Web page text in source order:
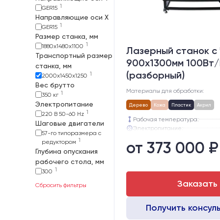
GER15 1
Направляющие оси Х
GER15 1
Размер станка, мм
1880х1480х1100 1
Транспортный размер
станка, мм
2000х1450х1250 1
Вес брутто
350 кг 1
Электропитание
220 В 50-60 Hz 1
Шаговые двигатели
57-го типоразмера с
редуктором 1
Глубина опускания
рабочего стола, мм
300 1
Сбросить фильтры
Лазерный станок c
900х1300мм
(разборный)
Материалы для обработки:
Дерево Кожа Пластик Акрил
Рабочая температура:
Электропитание:
Глубина опускания рабочего
Направляющие оси Y:
от 373 000 ₽
Заказать
Получить